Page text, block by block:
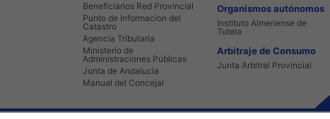
Beneficiarios Red Provincial
Punto de Informacion del
Catastro
Agencia Tributaria
Ministerio de
Administraciones Públicas
Junta de Andalucia
Manual del Concejal
Organismos autónomos
Instituto Almeriense de
Tutela
Arbitraje de Consumo
Junta Arbitral Provincial